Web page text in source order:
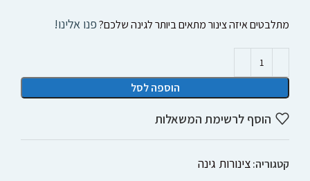
מתלבטים איזה צינור מתאים ביותר לגינה שלכם?פנו אלינו!
הוספה לסל
הוסף לרשימת המשאלות
קטגוריה:צינורות גינה